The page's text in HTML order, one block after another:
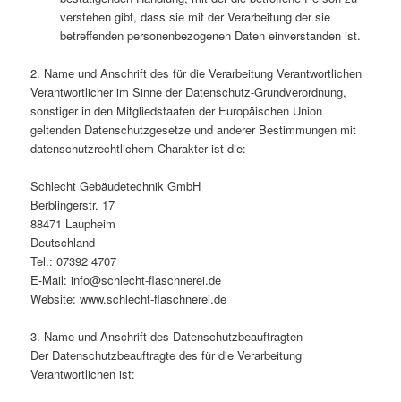
verstehen gibt, dass sie mit der Verarbeitung der sie
betreffenden personenbezogenen Daten einverstanden ist.
2. Name und Anschrift des für die Verarbeitung Verantwortlichen
Verantwortlicher im Sinne der Datenschutz-Grundverordnung,
sonstiger in den Mitgliedstaaten der Europäischen Union
geltenden Datenschutzgesetze und anderer Bestimmungen mit
datenschutzrechtlichem Charakter ist die:
Schlecht Gebäudetechnik GmbH
Berblingerstr. 17
88471 Laupheim
Deutschland
Tel.: 07392 4707
E-Mail: info@schlecht-flaschnerei.de
Website: www.schlecht-flaschnerei.de
3. Name und Anschrift des Datenschutzbeauftragten
Der Datenschutzbeauftragte des für die Verarbeitung
Verantwortlichen ist: